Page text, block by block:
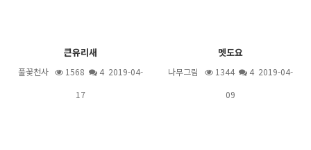
큰유리새
풀꽃천사 1568 42019-04-
17
멧도요
나무그림 1344 4 2019-04-
09